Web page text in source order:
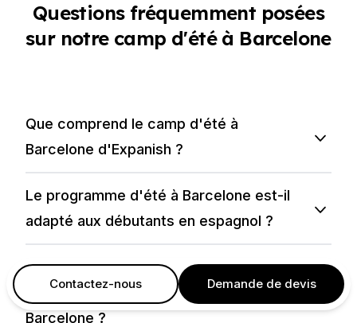
Questions fréquemment posées
sur notre camp d'été à Barcelone
Que comprend le camp d'été à
Barcelone d'Expanish ?
Le programme d'été à Barcelone est-il
adapté aux débutants en espagnol ?
Quelles sont les activités extrascolaires
proposées pendant le camp à
Barcelone ?
Contactez-nous Demande de devis